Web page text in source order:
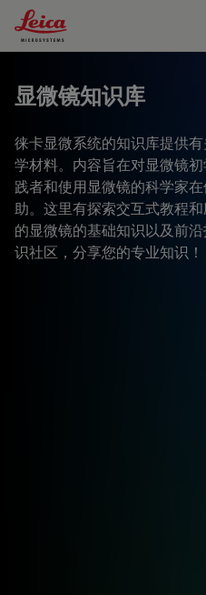
Leica Microsystems Logo
显微镜知识库
徕卡显微系统的知识库提供
学材料。内容旨在对显微镜
践者和使用显微镜的科学家
助。这里有探索交互式教程
的显微镜的基础知识以及前
识社区，分享您的专业知识！